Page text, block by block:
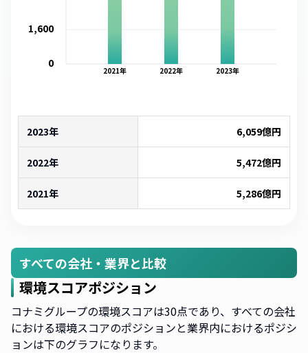
2021年 2022年 2023年
0
1,600
2023年 6,059億円
2022年 5,472億円
2021年 5,286億円
すべての会社・業界と比較
環境スコアポジション
コナミグループの環境スコアは30点であり、すべての会社
における環境スコアのポジションと業界内におけるポジシ
ョンは下のグラフになります。